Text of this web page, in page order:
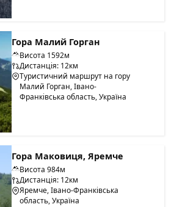
Гора Малий Горган
Висота 1592м
Дистанція: 12км
Туристичний маршрут на гору
Малий Горган, Івано-
Франківська область, Україна
Гора Маковиця, Яремче
Висота 984м
Дистанція: 12км
Яремче, Івано-Франківська
область, Україна